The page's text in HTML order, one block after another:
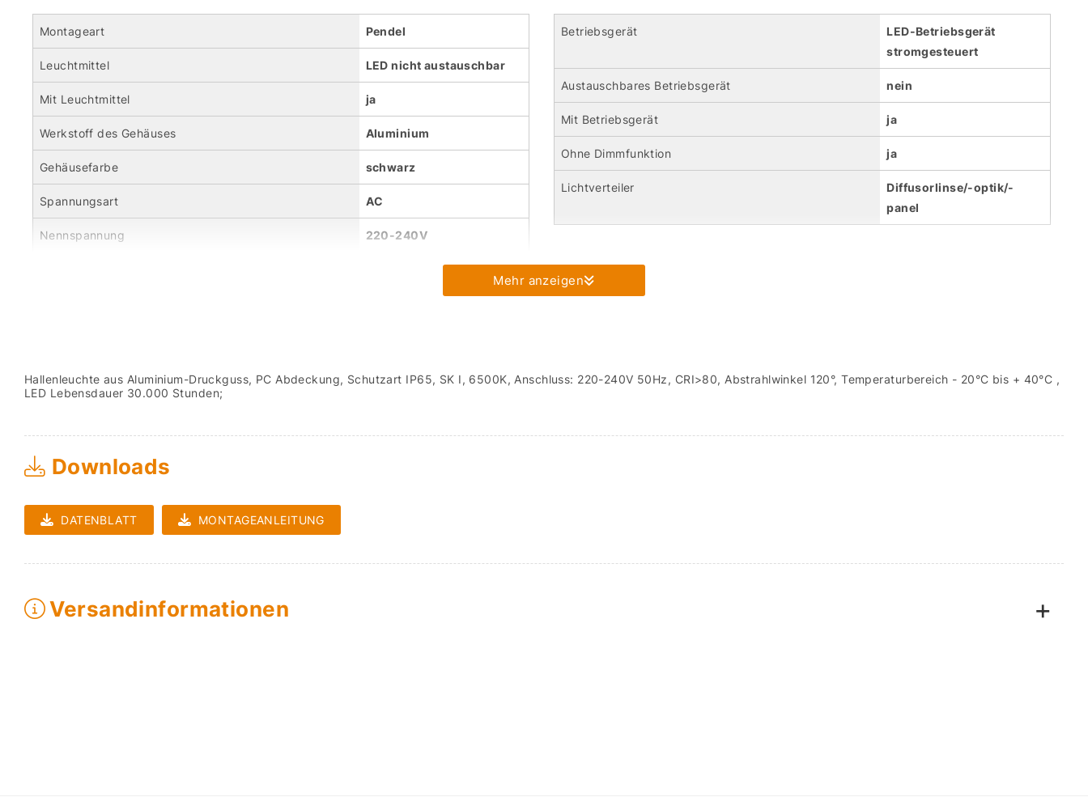
Montageart Pendel
Leuchtmittel LED nicht austauschbar
Mit Leuchtmittel ja
Werkstoff des Gehäuses Aluminium
Gehäusefarbe schwarz
Spannungsart AC
Nennspannung 220-240V
Betriebsgerät
LED-Betriebsgerät
stromgesteuert
Austauschbares Betriebsgerät nein
Mit Betriebsgerät ja
Ohne Dimmfunktion ja
Lichtverteiler
Diffusorlinse/-optik/-
panel
Mehr anzeigen
Hallenleuchte aus Aluminium-Druckguss, PC Abdeckung, Schutzart IP65, SK I, 6500K, Anschluss: 220-240V 50Hz, CRI>80, Abstrahlwinkel 120°, Temperaturbereich - 20°C bis + 40°C ,
LED Lebensdauer 30.000 Stunden;
Downloads
DATENBLATT MONTAGEANLEITUNG
Versandinformationen